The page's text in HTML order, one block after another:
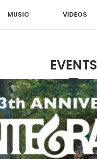
MUSIC VIDEOS
EVENTS